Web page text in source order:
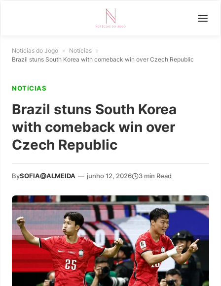
Notícias do Jogo » Notícias »
Brazil stuns South Korea with comeback win over Czech Republic
NOTíCIAS
Brazil stuns South Korea
with comeback win over
Czech Republic
BySOFIA@ALMEIDA — junho 12, 2026 3 min Read